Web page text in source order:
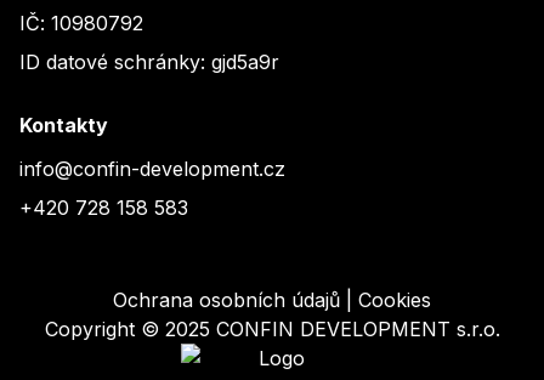
IČ: 10980792
ID datové schránky: gjd5a9r
Kontakty
info@confin-development.cz
+420 728 158 583
Ochrana osobních údajů
Cookies
Copyright © 2025 CONFIN DEVELOPMENT s.r.o.